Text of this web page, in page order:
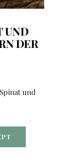
UND
DER
und